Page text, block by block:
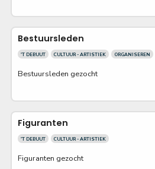
Bestuursleden
'T DEBUUT CULTUUR - ARTISTIEK ORGANISEREN
Bestuursleden gezocht
Figuranten
'T DEBUUT CULTUUR - ARTISTIEK
Figuranten gezocht